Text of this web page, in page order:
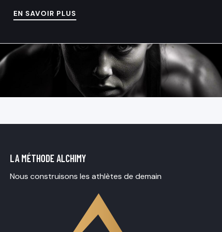
EN SAVOIR PLUS
LA MÉTHODE ALCHIMY
Nous construisons les athlètes de demain